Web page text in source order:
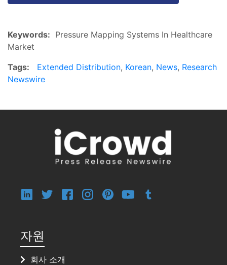
Keywords: Pressure Mapping Systems In Healthcare
Market
Tags:
Extended Distribution, Korean, News, Research
Newswire
자원
회사 소개